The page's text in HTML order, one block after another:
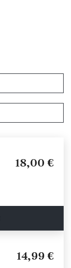
18,00 €
14,99 €